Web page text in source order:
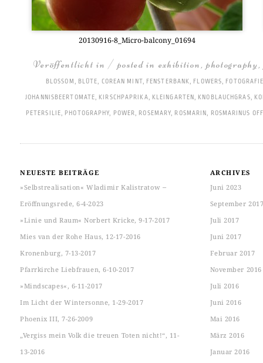
20130916-8_Mi­cro-bal­c­o­ny­_01694
Veröffentlicht in / posted in exhibition, photography
BLOSSOM , BLÜTE, COREAN MINT, FENSTERBANK, FLOWERS,
JOHANNISBEERTOMATE, KIRSCHPAPRIKA, KLEINGARTEN, KNOBLAUCHGRAS,
PETERSILIE, PHOTOGRAPHY, POWER, ROSEMARY, ROSMARIN, ROSMARINUS
NEUESTE BEITRÄGE
»Selbstrealisation« Wladimir Kalistratow ‒
Eröffnungsrede, 6-4-2023
»Linie und Raum« Norbert Kricke, 9-17-2017
Mies van der Rohe Haus, 12-17-2016
Kronenburg, 7-13-2017
Pfarrkirche Liebfrauen, 6-10-2017
»Mindscapes«, 6-11-2017
Im Licht der Wintersonne, 1-29-2017
Phoenix III, 7-26-2009
„Vergiss mein Volk die treuen Toten nicht!“, 11-
13-2016
ARCHIVES
Juni 2023
September
Juli 2017
Juni 2017
Februar 2017
November 2016
Juli 2016
Juni 2016
Mai 2016
März 2016
Januar 2016